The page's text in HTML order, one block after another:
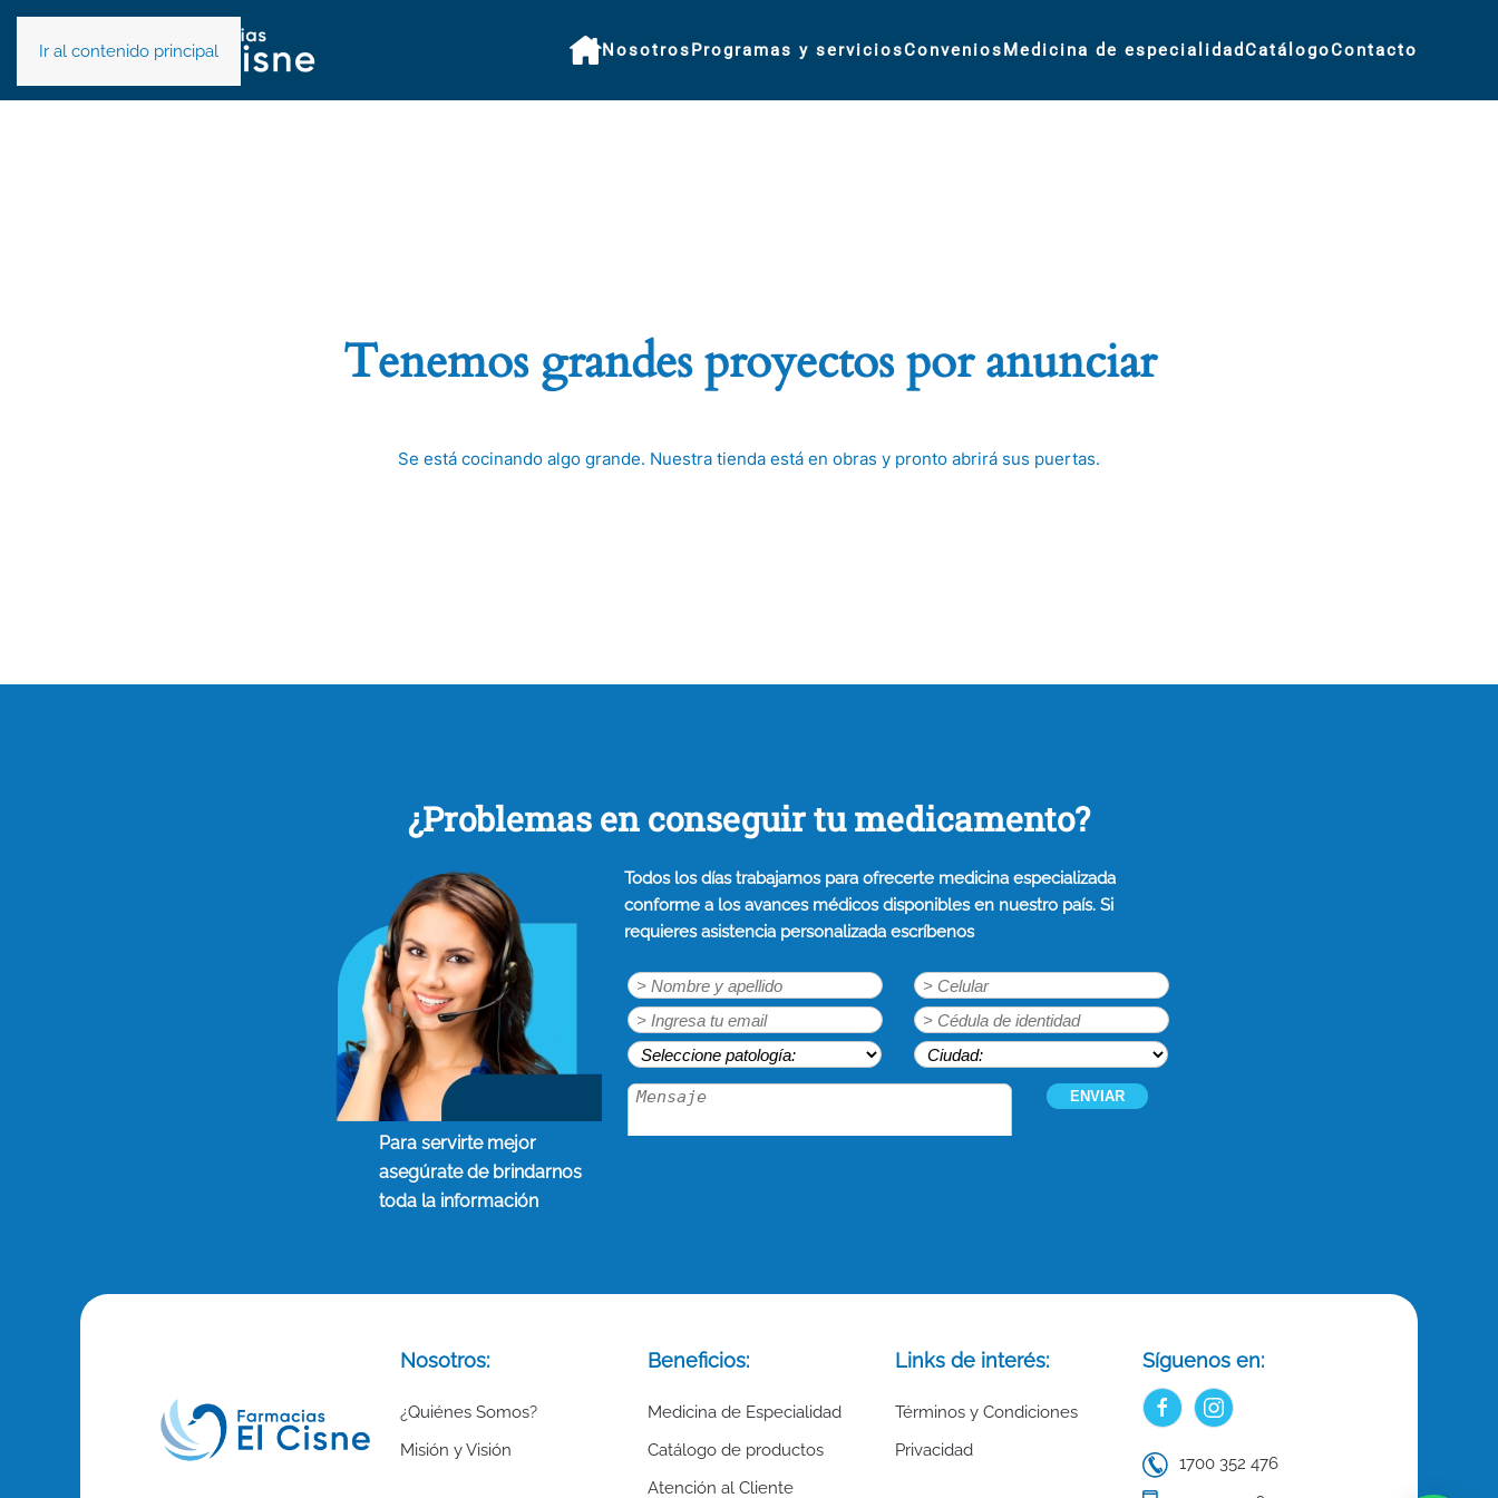
Ir al contenido principal NosotrosProgramas y serviciosConveniosMedicina de especialidad CatálogoContacto
Tenemos grandes proyectos por anunciar
Se está cocinando algo grande. Nuestra tienda está en obras y pronto abrirá sus puertas.
¿Problemas en conseguir tu medicamento?
Para servirte mejor
asegúrate de brindarnos
toda la información
Todos los días trabajamos para ofrecerte medicina especializada
conforme a los avances médicos disponibles en nuestro país. Si
requieres asistencia personalizada escríbenos
Nosotros:
¿Quiénes Somos?
Misión y Visión
Beneficios:
Medicina de Especialidad
Catálogo de productos
Atención al Cliente
Links de interés:
Términos y Condiciones
Privacidad
Síguenos en:
1700 352 476